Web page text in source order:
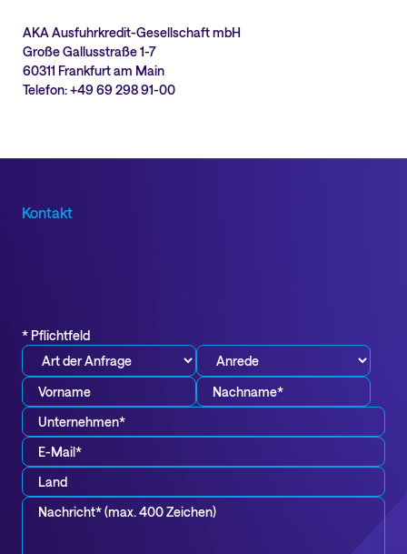
AKA Ausfuhrkredit-Gesellschaft mbH
Große Gallusstraße 1-7
60311 Frankfurt am Main
Telefon: +49 69 298 91-00
Kontakt
* Pflichtfeld
Vorname
Nachname*
*
Unternehmen*
*
E-
Mail*
Land
Nachricht*